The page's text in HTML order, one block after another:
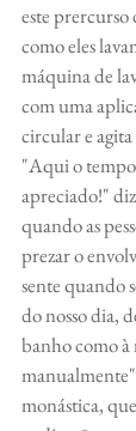
este
como eles
máquina de
com uma
circular e agita
"Aqui o tempo
apreciado!"
quando as
prezar o
sente quando
do nosso dia,
banho como à
monástica,